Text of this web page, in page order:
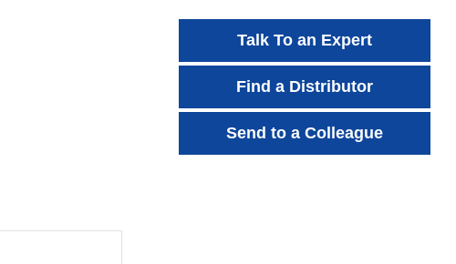
Talk To an Expert
Find a Distributor
Send to a Colleague